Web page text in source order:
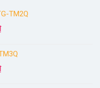
TM2Q
Khoảng
1.380.000₫
đến
Khoảng